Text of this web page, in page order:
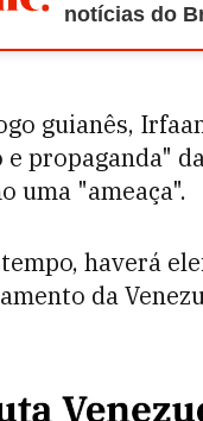
notícias do
guianês,
e propaganda"
uma "ameaça".
haverá
da